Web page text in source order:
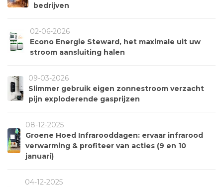
bedrijven
02-06-2026
Econo Energie Steward, het maximale uit uw
stroom aansluiting halen
09-03-2026
Slimmer gebruik eigen zonnestroom verzacht
pijn exploderende gasprijzen
08-12-2025
Groene Hoed Infrarooddagen: ervaar infrarood
verwarming & profiteer van acties (9 en 10
januari)
04-12-2025